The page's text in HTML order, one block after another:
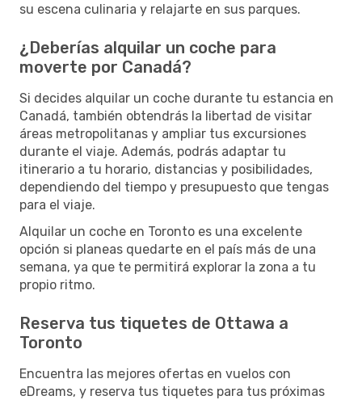
su escena culinaria y relajarte en sus parques.
¿Deberías alquilar un coche para
moverte por Canadá?
Si decides alquilar un coche durante tu estancia en
Canadá, también obtendrás la libertad de visitar
áreas metropolitanas y ampliar tus excursiones
durante el viaje. Además, podrás adaptar tu
itinerario a tu horario, distancias y posibilidades,
dependiendo del tiempo y presupuesto que tengas
para el viaje.
Alquilar un coche en Toronto es una excelente
opción si planeas quedarte en el país más de una
semana, ya que te permitirá explorar la zona a tu
propio ritmo.
Reserva tus tiquetes de Ottawa a
Toronto
Encuentra las mejores ofertas en vuelos con
eDreams, y reserva tus tiquetes para tus próximas